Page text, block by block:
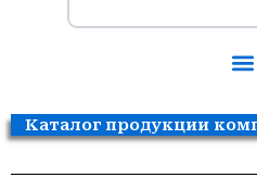
Каталог продукции